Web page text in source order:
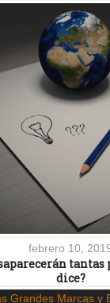
febrero 10,
tantas
dice?